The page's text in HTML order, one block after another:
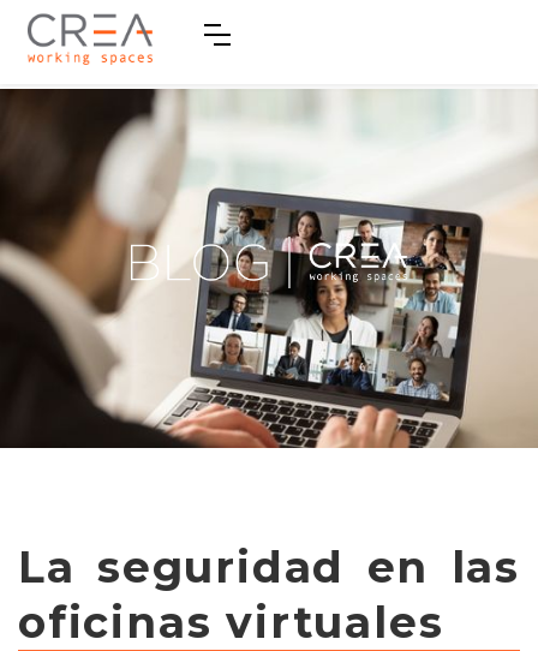
La seguridad en las
oficinas virtuales